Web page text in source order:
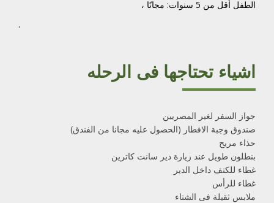
الطفل أقل من 5 سنوات: مجانًا ،
.
اشياء تحتاجها فى الرحله
جواز السفر لغير المصريين
صندوق وجبة الافطار (الحصول عليه مجانا من الفندق)
حذاء مريح
بنطلون طويل عند زيارة دير سانت كاترين
غطاء للكتف داخل الدير
غطاء للرأس
ملابس ثقيلة فى الشتاء